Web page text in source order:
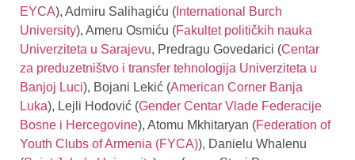
EYCA), Admiru Salihagiću ( International Burch
University), Ameru Osmiću (Fakultet političkih nauka
Univerziteta u Sarajevu, Predragu Govedarici (Centar
za preduzetništvo i transfer tehnologija Univerziteta u
Banjoj Luci), Bojani Lekić (American Corner Banja
Luka), Lejli Hodović (Gender Centar Vlade Federacije
Bosne i Hercegovine), Atomu Mkhitaryan (Federation of
Youth Clubs of Armenia (FYCA)), Danielu Whalenu